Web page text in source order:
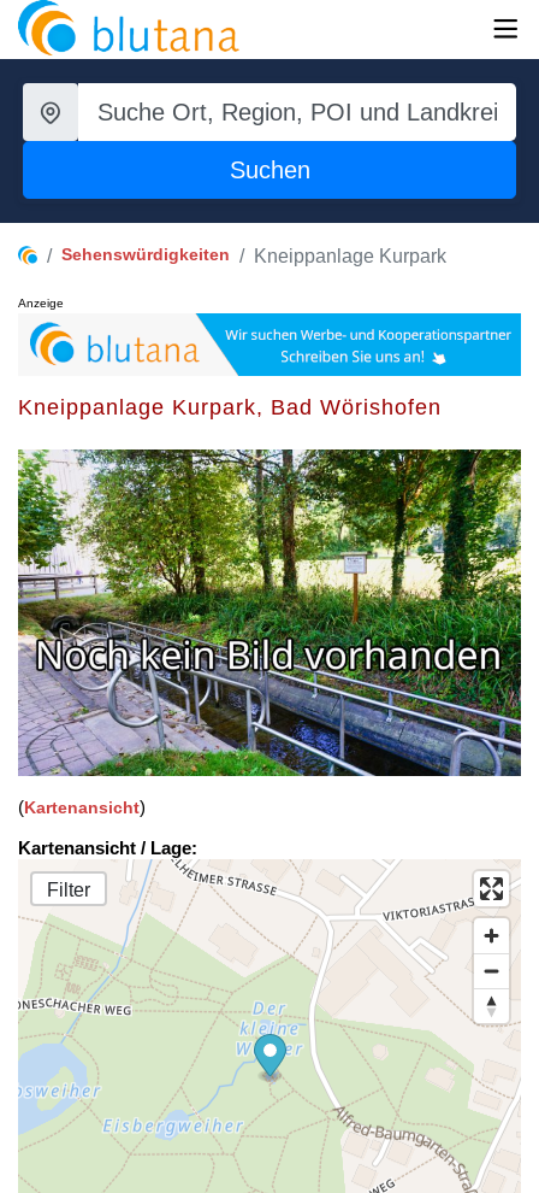
Suchen
Sehenswürdigkeiten Kneippanlage Kurpark
Anzeige
Kneippanlage Kurpark, Bad Wörishofen
(Kartenansicht)
Kartenansicht / Lage:
Filter